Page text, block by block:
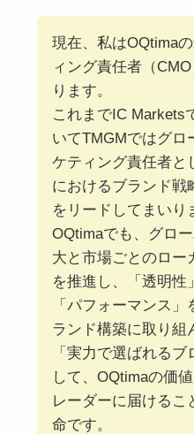
現在、私はOQtima
ィング責任者（
ります。
これまでIC Markets
いてTMGMではグロ
ケティング責任者と
におけるブランド戦
をリードしてまいり
OQtimaでも、グロ
大と市場ごとのロー
を推進し、「透明性
「パフォーマンス
ランド構築に取り組
「実力で選ばれるブ
して、OQtimaの価
レーダーに届けるこ
命です。